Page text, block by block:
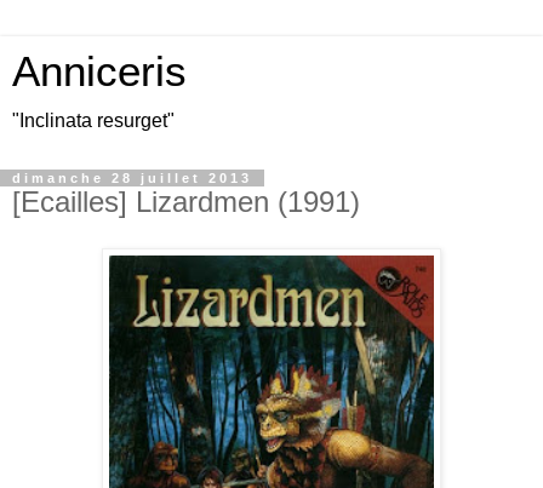
Anniceris
"Inclinata resurget"
dimanche 28 juillet 2013
[Ecailles] Lizardmen (1991)